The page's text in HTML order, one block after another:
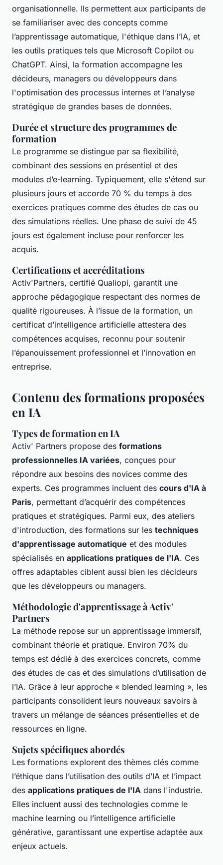
organisationnelle. Ils permettent aux participants de
se familiariser avec des concepts comme
l’apprentissage automatique, l'éthique dans l’IA, et
les outils pratiques tels que Microsoft Copilot ou
ChatGPT. Ainsi, la formation accompagne les
décideurs, managers ou développeurs dans
l'optimisation des processus internes et l’analyse
stratégique de grandes bases de données.
Durée et structure des programmes de
formation
Le programme se distingue par sa flexibilité,
combinant des sessions en présentiel et des
modules d’e-learning. Typiquement, elle s'étend sur
plusieurs jours et accorde 70 % du temps à des
exercices pratiques comme des études de cas ou
des simulations réelles. Une phase de suivi de 45
jours est également incluse pour renforcer les
acquis.
Certifications et accréditations
Activ'Partners, certifié Qualiopi, garantit une
approche pédagogique respectant des normes de
qualité rigoureuses. À l’issue de la formation, un
certificat d’intelligence artificielle attestera des
compétences acquises, reconnu pour soutenir
l’épanouissement professionnel et l’innovation en
entreprise.
Contenu des formations proposées
en IA
Types de formation en IA
Activ' Partners propose des formations
professionnelles IA variées, conçues pour
répondre aux besoins des novices comme des
experts. Ces programmes incluent des cours d'IA à
Paris, permettant d’acquérir des compétences
pratiques et stratégiques. Parmi eux, des ateliers
d'introduction, des formations sur les techniques
d'apprentissage automatique et des modules
spécialisés en applications pratiques de l'IA. Ces
offres adaptables ciblent aussi bien les décideurs
que les développeurs ou managers.
Méthodologie d'apprentissage à Activ'
Partners
La méthode repose sur un apprentissage immersif,
combinant théorie et pratique. Environ 70% du
temps est dédié à des exercices concrets, comme
des études de cas et des simulations d’utilisation de
l’IA. Grâce à leur approche « blended learning », les
participants consolident leurs nouveaux savoirs à
travers un mélange de séances présentielles et de
ressources en ligne.
Sujets spécifiques abordés
Les formations explorent des thèmes clés comme
l’éthique dans l’utilisation des outils d’IA et l’impact
des applications pratiques de l'IA dans l'industrie.
Elles incluent aussi des technologies comme le
machine learning ou l’intelligence artificielle
générative, garantissant une expertise adaptée aux
enjeux actuels.